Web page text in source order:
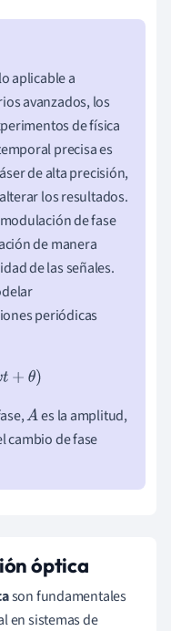
aplicable a
avanzados, los
de física
precisa es
de alta precisión,
los resultados.
de fase
de manera
de las señales.
periódicas
θ )
A es la amplitud,
cambio de fase
óptica
son fundamentales
en sistemas de